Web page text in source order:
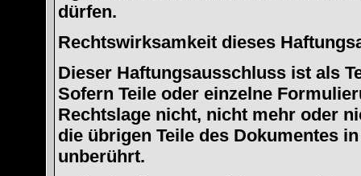
dürfen.
Rechtswirksamkeit dieses
Dieser Haftungsausschluss ist als
Sofern Teile oder einzelne
Rechtslage nicht, nicht mehr oder
die übrigen Teile des Dokumentes
unberührt.